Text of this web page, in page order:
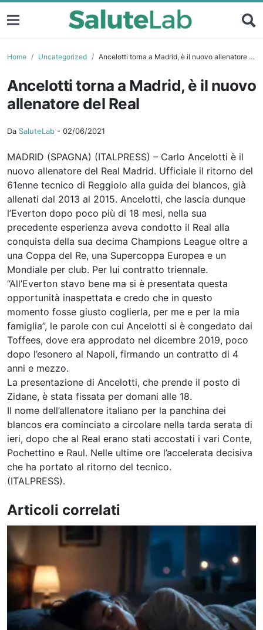
Home Uncategorized Ancelotti torna a Madrid, è il nuovo allenatore del Real
Ancelotti torna a Madrid, è il nuovo
allenatore del Real
Da SaluteLab - 02/06/2021
MADRID (SPAGNA) (ITALPRESS) – Carlo Ancelotti è il
nuovo allenatore del Real Madrid. Ufficiale il ritorno del
61enne tecnico di Reggiolo alla guida dei blancos, già
allenati dal 2013 al 2015. Ancelotti, che lascia dunque
l’Everton dopo poco più di 18 mesi, nella sua
precedente esperienza aveva condotto il Real alla
conquista della sua decima Champions League oltre a
una Coppa del Re, una Supercoppa Europea e un
Mondiale per club. Per lui contratto triennale.
“All’Everton stavo bene ma si è presentata questa
opportunità inaspettata e credo che in questo
momento fosse giusto coglierla, per me e per la mia
famiglia”, le parole con cui Ancelotti si è congedato dai
Toffees, dove era approdato nel dicembre 2019, poco
dopo l’esonero al Napoli, firmando un contratto di 4
anni e mezzo.
La presentazione di Ancelotti, che prende il posto di
Zidane, è stata fissata per domani alle 18.
Il nome dell’allenatore italiano per la panchina dei
blancos era cominciato a circolare nella tarda serata di
ieri, dopo che al Real erano stati accostati i vari Conte,
Pochettino e Raul. Nelle ultime ore l’accelerata decisiva
che ha portato al ritorno del tecnico.
(ITALPRESS).
Articoli correlati